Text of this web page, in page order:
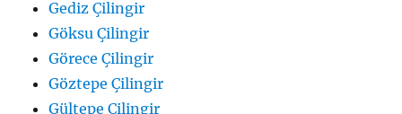
Gediz Çilingir
Göksu Çilingir
Görece Çilingir
Göztepe Çilingir
Gültepe Çilingir